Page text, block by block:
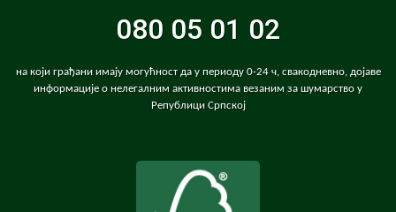
080 05 01 02
на који грађани имају могућност да у периоду 0-24 ч, свакодневно, дојаве
информације о нелегалним активностима везаним за шумарство у
Републици Српској